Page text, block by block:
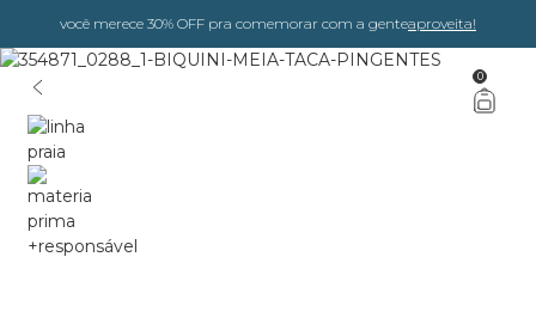
você merece 30% OFF pra comemorar com a genteaproveita!
0